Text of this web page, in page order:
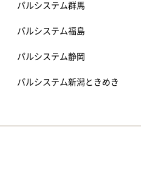
パルシステム群馬
パルシステム福島
パルシステム静岡
パルシステム新潟ときめき